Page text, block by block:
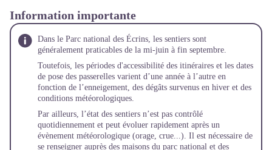
Information importante
Dans le Parc national des Écrins, les sentiers sont
généralement praticables de la mi-juin à fin septembre.
Toutefois, les périodes d'accessibilité des itinéraires et les dates
de pose des passerelles varient d’une année à l’autre en
fonction de l’enneigement, des dégâts survenus en hiver et des
conditions météorologiques.
Par ailleurs, l’état des sentiers n’est pas contrôlé
quotidiennement et peut évoluer rapidement après un
évènement météorologique (orage, crue...). Il est nécessaire de
se renseigner auprès des maisons du parc national et des